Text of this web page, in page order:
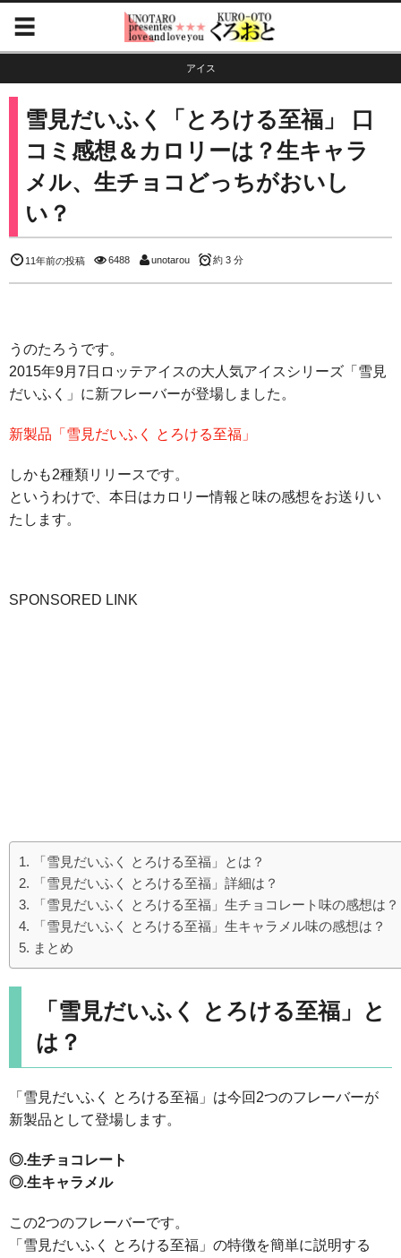
アイス
雪見だいふく「とろける至福」 口
コミ感想＆カロリーは？生キャラ
メル、生チョコどっちがおいし
い？
11年前の投稿 6488 unotarou 約 3 分
うのたろうです。
2015年9月7日ロッテアイスの大人気アイスシリーズ「雪見
だいふく」に新フレーバーが登場しました。
新製品「雪見だいふく とろける至福」
しかも2種類リリースです。
というわけで、本日はカロリー情報と味の感想をお送りい
たします。
SPONSORED LINK
「雪見だいふく とろける至福」とは？
「雪見だいふく とろける至福」詳細は？
「雪見だいふく とろける至福」生チョコレート味の感想は？
「雪見だいふく とろける至福」生キャラメル味の感想は？
まとめ
「雪見だいふく とろける至福」と
は？
「雪見だいふく とろける至福」は今回2つのフレーバーが
新製品として登場します。
◎.生チョコレート
◎.生キャラメル
この2つのフレーバーです。
「雪見だいふく とろける至福」の特徴を簡単に説明する